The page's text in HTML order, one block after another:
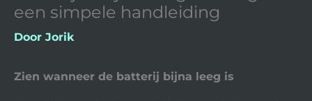
een simpele handleiding
Door Jorik
Zien wanneer de batterij bijna leeg is